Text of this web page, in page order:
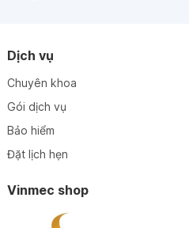
Dịch vụ
Chuyên khoa
Gói dịch vụ
Bảo hiểm
Đặt lịch hẹn
Vinmec shop